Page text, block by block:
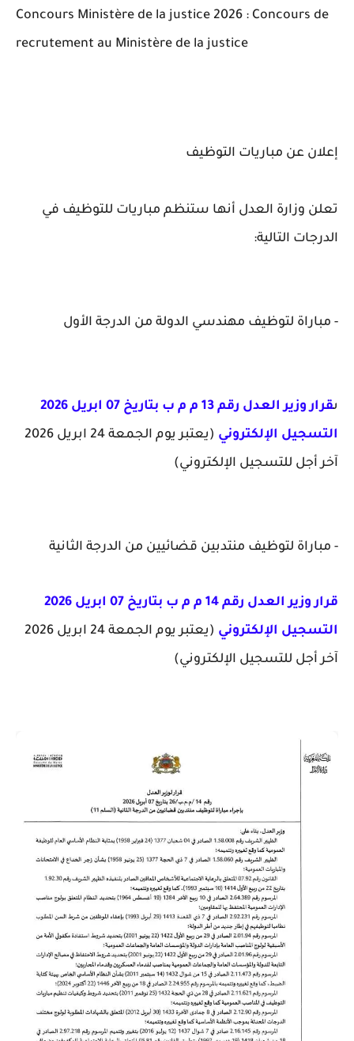
Concours Ministère de la justice 2026 : Concours de
recrutement au Ministère de la justice
إعلان عن مباريات التوظيف
تعلن وزارة العدل أنها ستنظم مباريات للتوظيف في
الدرجات التالية:
- مباراة لتوظيف مهندسي الدولة من الدرجة الأول
ىقرار وزير العدل رقم 13 م م ب بتاريخ 07 ابريل 2026
التسجيل الإلكتروني
(يعتبر يوم الجمعة 24 ابريل 2026
آخر أجل للتسجيل الإلكتروني)
- مباراة لتوظيف منتدبين قضائيين من الدرجة الثانية
قرار وزير العدل رقم 14 م م ب بتاريخ 07 ابريل 2026
التسجيل الإلكتروني
(يعتبر يوم الجمعة 24 ابريل 2026
آخر أجل للتسجيل الإلكتروني)